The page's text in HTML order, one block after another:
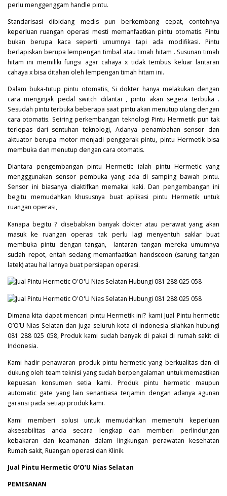
perlu menggenggam handle pintu.
Standarisasi dibidang medis pun berkembang cepat, contohnya
keperluan ruangan operasi mesti memanfaatkan pintu otomatis. Pintu
bukan berupa kaca seperti umumnya tapi ada modifikasi. Pintu
berlapiskan berupa lempengan timbal atau timah hitam . Susunan timah
hitam ini memiliki fungsi agar cahaya x tidak tembus keluar lantaran
cahaya x bisa ditahan oleh lempengan timah hitam ini.
Dalam buka-tutup pintu otomatis, Si dokter hanya melakukan dengan
cara menginjak pedal switch dilantai , pintu akan segera terbuka .
Sesudah pintu terbuka beberapa saat pintu akan menutup ulang dengan
cara otomatis. Seiring perkembangan teknologi Pintu Hermetik pun tak
terlepas dari sentuhan teknologi, Adanya penambahan sensor dan
aktuator berupa motor menjadi penggerak pintu, pintu Hermetik bisa
membuka dan menutup dengan cara otomatis.
Diantara pengembangan pintu Hermetic ialah pintu Hermetic yang
mengggunakan sensor pembuka yang ada di samping bawah pintu.
Sensor ini biasanya diaktifkan memakai kaki. Dan pengembangan ini
begitu memudahkan khususnya buat aplikasi pintu Hermetik untuk
ruangan operasi,
Kanapa begitu ? disebabkan banyak dokter atau perawat yang akan
masuk ke ruangan operasi tak perlu lagi menyentuh saklar buat
membuka pintu dengan tangan, lantaran tangan mereka umumnya
sudah repot, entah sedang memanfaatkan handscoon (sarung tangan
latek) atau hal lannya buat persiapan operasi.
Dimana kita dapat mencari pintu Hermetik ini? kami Jual Pintu hermetic
O’O’U Nias Selatan dan juga seluruh kota di indonesia silahkan hubungi
081 288 025 058, Produk kami sudah banyak di pakai di rumah sakit di
Indonesia.
Kami hadir penawaran produk pintu hermetic yang berkualitas dan di
dukung oleh team teknisi yang sudah berpengalaman untuk memastikan
kepuasan konsumen setia kami. Produk pintu hermetic maupun
automatic gate yang lain senantiasa terjamin dengan adanya agunan
garansi pada setiap produk kami.
Kami memberi solusi untuk memudahkan memenuhi keperluan
aksesabilitas anda secara lengkap dan memberi perlindungan
kebakaran dan keamanan dalam lingkungan perawatan kesehatan
Rumah sakit, Ruangan operasi dan Klinik.
Jual Pintu Hermetic O’O’U Nias Selatan
PEMESANAN